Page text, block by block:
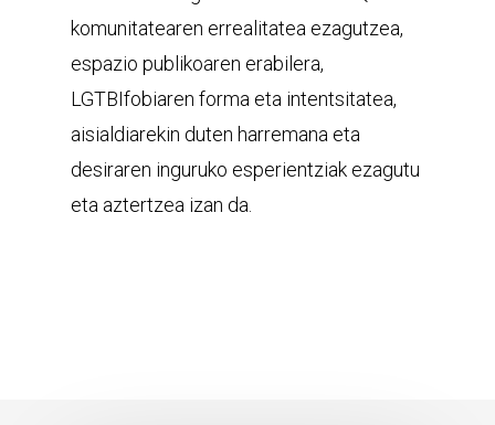
komunitatearen errealitatea ezagutzea,
espazio publikoaren erabilera,
LGTBIfobiaren forma eta intentsitatea,
aisialdiarekin duten harremana eta
desiraren inguruko esperientziak ezagutu
eta aztertzea izan da.